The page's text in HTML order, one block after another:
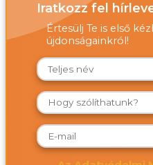
Iratkozz fel
Értesülj Te is első
újdonságainkról!